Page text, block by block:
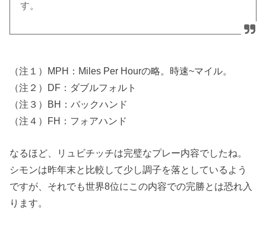
す。
（注１）MPH：Miles Per Hourの略。時速~マイル。
（注２）DF：ダブルフォルト
（注３）BH：バックハンド
（注４）FH：フォアハンド
なるほど、リュビチッチは完璧なプレー内容でしたね。
シモンは昨年末と比較して少し調子を落としているよう
ですが、それでも世界8位にこの内容での完勝とは恐れ入
ります。